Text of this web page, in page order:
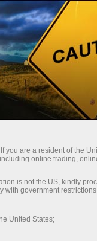
प्लेटफॉर्म
के लिए अभियान
you are a resident of the
online trading,
is not the US, kindly
with government
United States;